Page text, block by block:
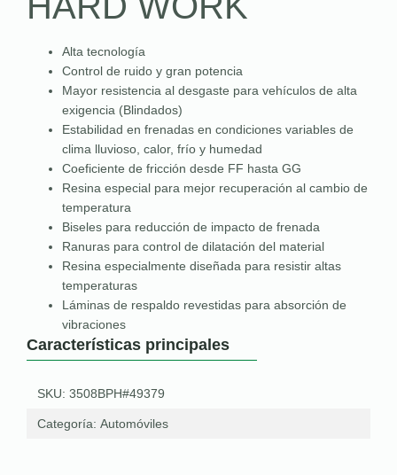
Alta tecnología
Control de ruido y gran potencia
Mayor resistencia al desgaste para vehículos de alta
exigencia (Blindados)
Estabilidad en frenadas en condiciones variables de
clima lluvioso, calor, frío y humedad
Coeficiente de fricción desde FF hasta GG
Resina especial para mejor recuperación al cambio de
temperatura
Biseles para reducción de impacto de frenada
Ranuras para control de dilatación del material
Resina especialmente diseñada para resistir altas
temperaturas
Láminas de respaldo revestidas para absorción de
vibraciones
Características principales
SKU: 3508BPH#49379
Categoría: Automóviles